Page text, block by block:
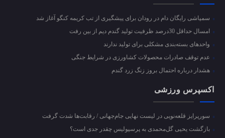
سمپاشی رایگان دام در رودان برای پیشگیری از تب کریمه کنگو آغاز شد
امسال حداقل 30درصد ظرفیت تولید گندم دیم از بین رفت
واحد‌های بسته‌بندی مشکلی برای تولید ندارند
عدم توقف صادرات محصولات کشاورزی در شرایط جنگی
هشدار درباره احتمال بروز زنگ زرد گندم
اکسپرس ورزشی
سورپرایز قلعه‌نویی در لیست نهایی جام‌جهانی / رقابت‌ها شدت گرفت
بازگشت یحیی گل‌محمدی به پرسپولیس چقدر جدی است؟